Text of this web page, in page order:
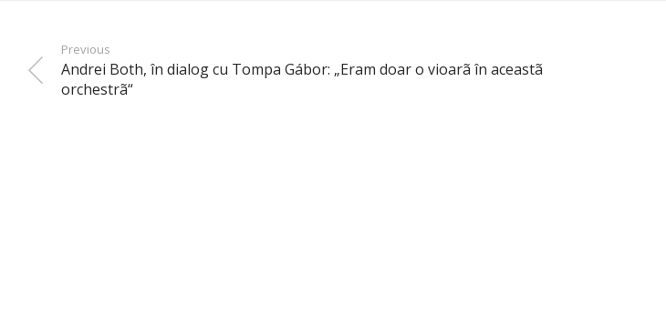
Previous
Andrei Both, în dialog cu Tompa Gábor: „Eram doar o vioarã în aceastã
orchestrã“